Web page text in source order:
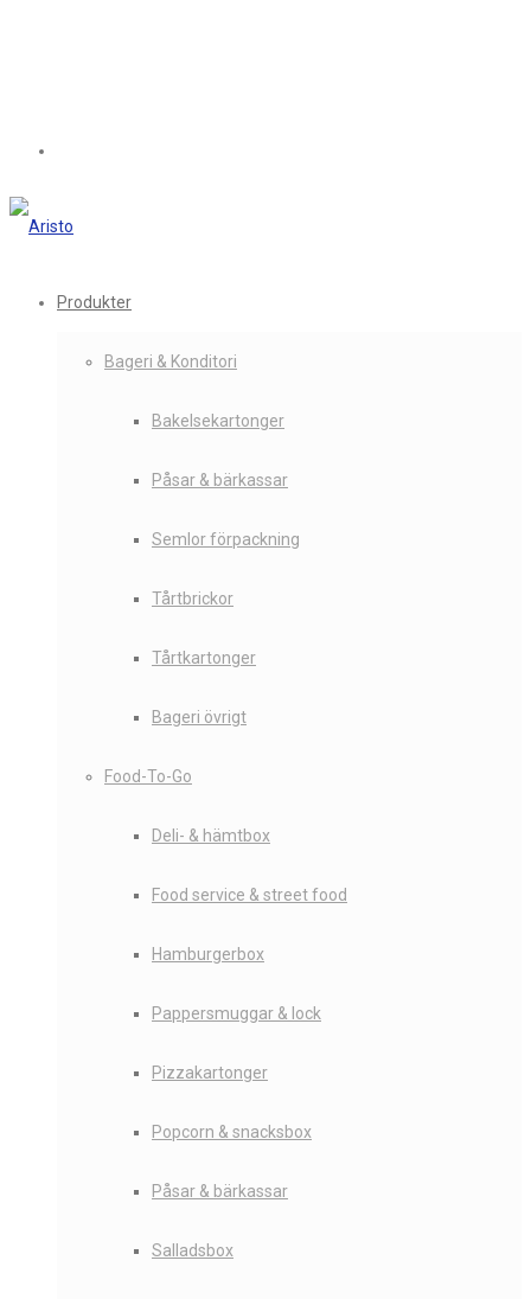
Produkter
Bageri & Konditori
Bakelsekartonger
Påsar & bärkassar
Semlor förpackning
Tårtbrickor
Tårtkartonger
Bageri övrigt
Food-To-Go
Deli- & hämtbox
Food service & street food
Hamburgerbox
Pappersmuggar & lock
Pizzakartonger
Popcorn & snacksbox
Påsar & bärkassar
Salladsbox